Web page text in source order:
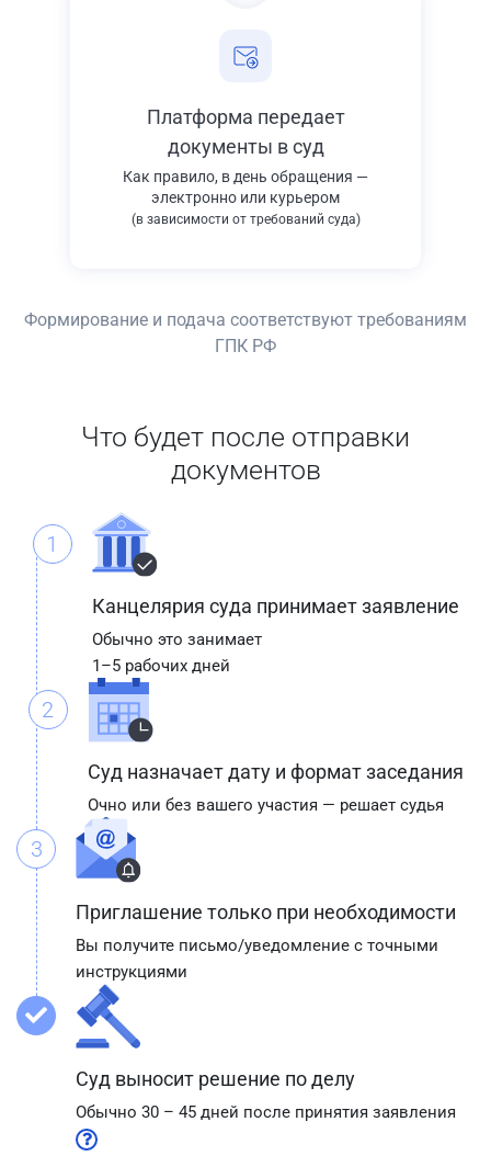
Платформа передает
документы в суд
Как правило, в день обращения —
электронно или курьером
(в зависимости от требований суда)
Формирование и подача соответствуют требованиям
ГПК РФ
Что будет после отправки
документов
1
Канцелярия суда принимает заявление
Обычно это занимает
1–5 рабочих дней
2
Суд назначает дату и формат заседания
Очно или без вашего участия — решает судья
3
Приглашение только при необходимости
Вы получите письмо/уведомление с точными
инструкциями
Суд выносит решение по делу
Обычно 30 – 45 дней после принятия заявления